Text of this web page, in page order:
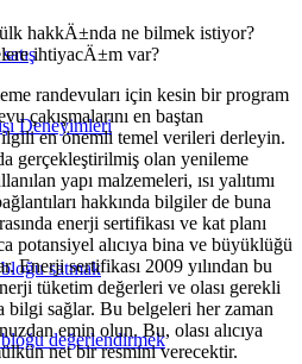
Deneyimleri
satmak
değerlendirmek
hakkÄ±nda ne bilmek istiyor?
ihtiyacÄ±m var?
randevuları için kesin bir program
çakışmalarını en baştan
en önemli temel verileri derleyin.
gerçekleştirilmiş olan yenileme
yapı malzemeleri, ısı yalıtımı
hakkında bilgiler de buna
enerji sertifikası ve kat planı
potansiyel alıcıya bina ve büyüklüğü
Enerji sertifikası 2009 yılından bu
tüketim değerleri ve olası gerekli
bilgi sağlar. Bu belgeleri her zaman
emin olun. Bu, olası alıcıya
net bir resmini verecektir.